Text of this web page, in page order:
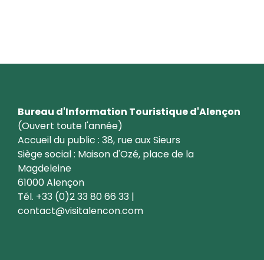
Bureau d'Information Touristique d'Alençon
(Ouvert toute l'année)
Accueil du public : 38, rue aux Sieurs
Siège social : Maison d'Ozé, place de la
Magdeleine
61000 Alençon
Tél. +33 (0)2 33 80 66 33 |
contact@visitalencon.com